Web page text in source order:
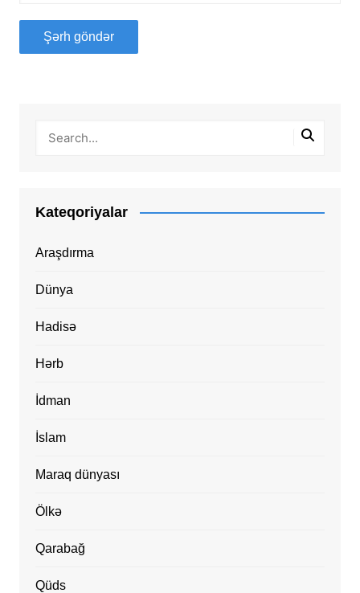
Kateqoriyalar
Araşdırma
Dünya
Hadisə
Hərb
İdman
İslam
Maraq dünyası
Ölkə
Qarabağ
Qüds